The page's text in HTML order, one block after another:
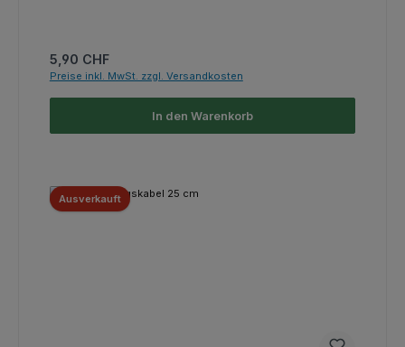
Regulärer Preis:
5,90 CHF
Preise inkl. MwSt. zzgl. Versandkosten
In den Warenkorb
Ausverkauft